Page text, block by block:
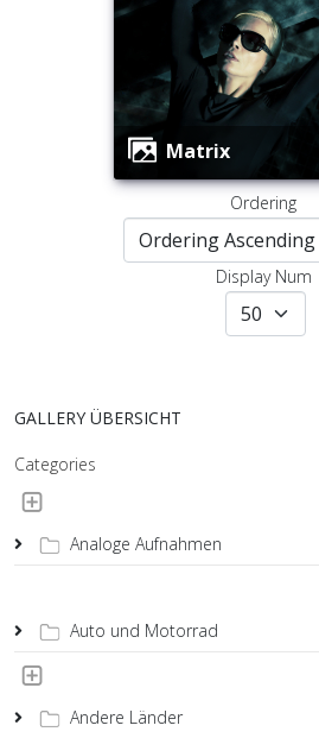
Matrix
Ordering
Display Num
GALLERY ÜBERSICHT
Categories
Analoge Aufnahmen
Auto und Motorrad
Andere Länder